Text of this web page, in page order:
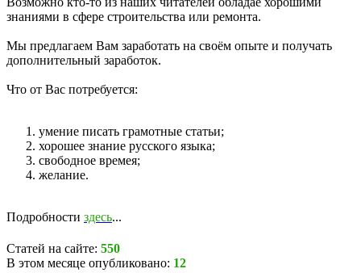
знаниями в сфере строительства или ремонта.
Мы предлагаем Вам заработать на своём опыте и получать
дополнительный заработок.
Что от Вас потребуется:
умение писать грамотные статьи;
хорошее знание русского языка;
свободное времея;
желание.
Подробности здесь...
Статей на сайте: 550
В этом месяце опубликовано: 12